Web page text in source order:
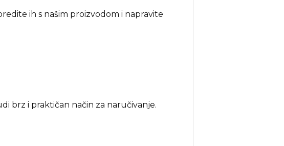
ih s našim proizvodom i napravite
brz i praktičan način za naručivanje.